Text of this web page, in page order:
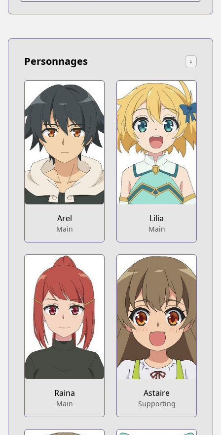
Personnages ↓
Arel
Main
Lilia
Main
Raina
Main
Astaire
Supporting